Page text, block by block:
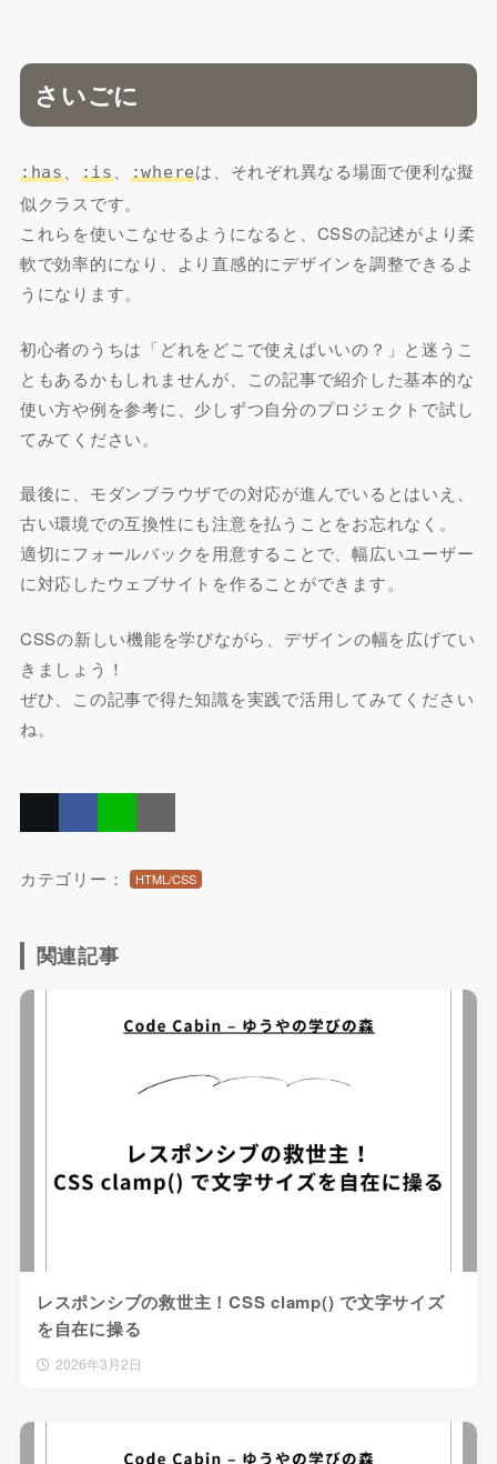
さいごに
:has :is :whereは、それぞれ異なる場面で便利な擬
似クラスです。
これらを使いこなせるようになると、CSSの記述がより柔
軟で効率的になり、より直感的にデザインを調整できるよ
うになります。
初心者のうちは「どれをどこで使えばいいの？」と迷うこ
ともあるかもしれませんが、この記事で紹介した基本的な
使い方や例を参考に、少しずつ自分のプロジェクトで試し
てみてください。
最後に、モダンブラウザでの対応が進んでいるとはいえ、
古い環境での互換性にも注意を払うことをお忘れなく。
適切にフォールバックを用意することで、幅広いユーザー
に対応したウェブサイトを作ることができます。
CSSの新しい機能を学びながら、デザインの幅を広げてい
きましょう！
ぜひ、この記事で得た知識を実践で活用してみてください
ね。
カテゴリー： HTML/CSS
関連記事
レスポンシブの救世主！CSS clamp() で文字サイズ
を自在に操る
2026年3月2日